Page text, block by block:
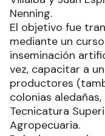
Nenning.
El objetivo fue
mediante un
inseminación
vez, capacitar a
productores
colonias
Tecnicatura
Agropecuaria.